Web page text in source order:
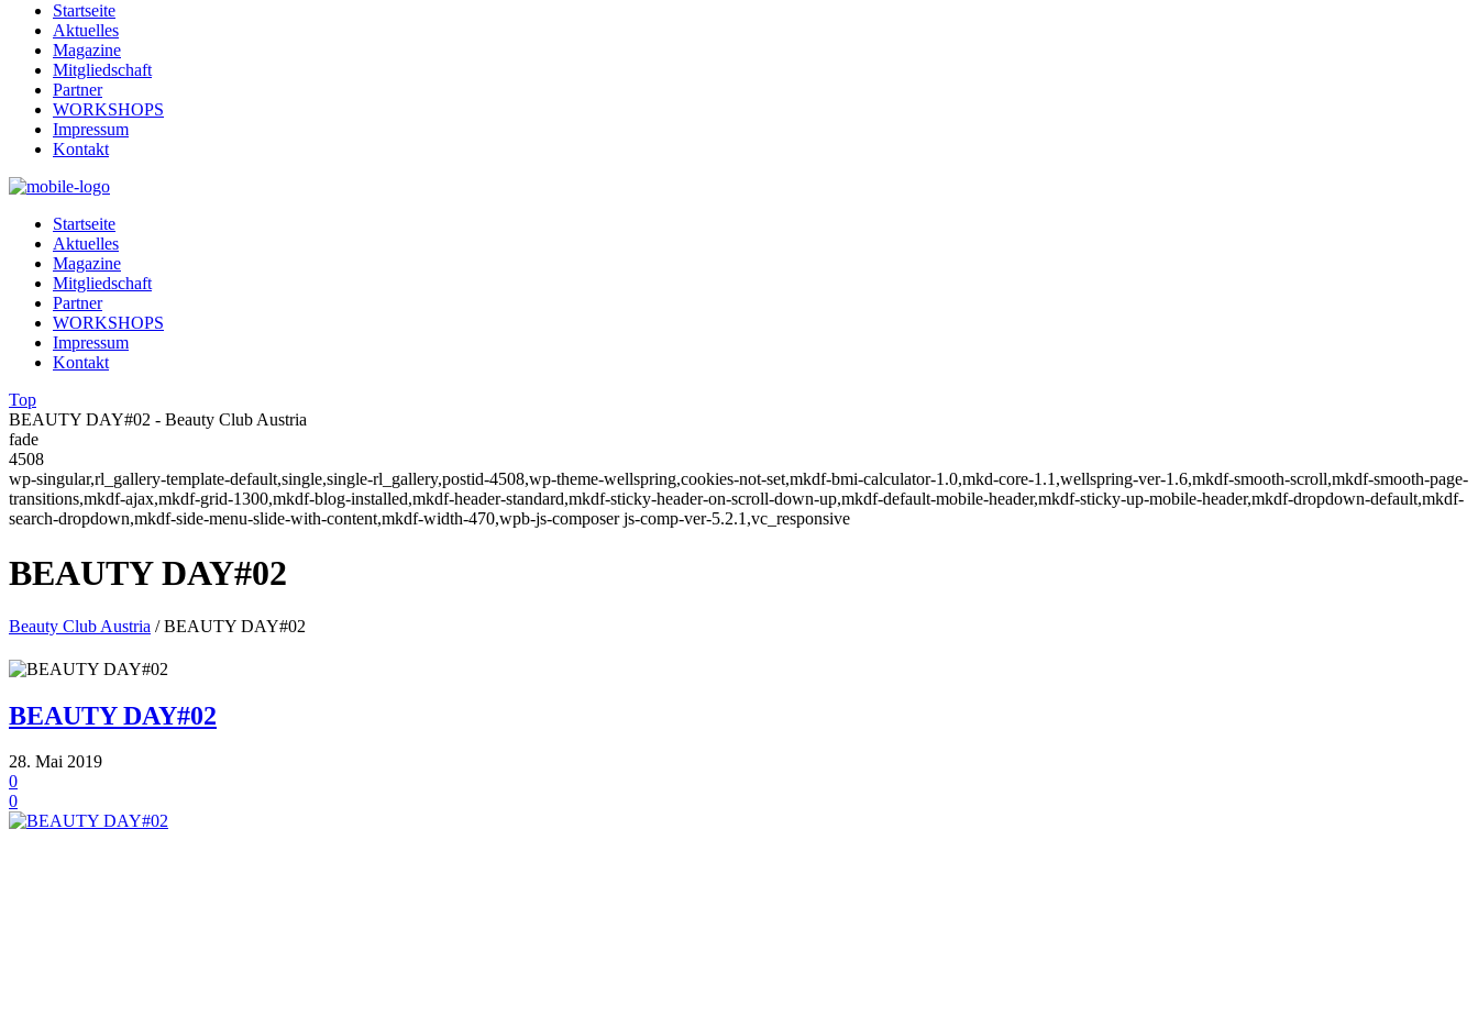
Startseite
Aktuelles
Magazine
Mitgliedschaft
Partner
WORKSHOPS
Impressum
Kontakt
Startseite
Aktuelles
Magazine
Mitgliedschaft
Partner
WORKSHOPS
Impressum
Kontakt
Top
BEAUTY DAY#02 - Beauty Club Austria
fade
4508
wp-singular,rl_gallery-template-default,single,single-rl_gallery,postid-4508,wp-theme-wellspring,cookies-not-set,mkdf-bmi-calculator-1.0,mkd-core-1.1,wellspring-ver-1.6,mkdf-smooth-scroll,mkdf-smooth-page-
transitions,mkdf-ajax,mkdf-grid-1300,mkdf-blog-installed,mkdf-header-standard,mkdf-sticky-header-on-scroll-down-up,mkdf-default-mobile-header,mkdf-sticky-up-mobile-header,mkdf-dropdown-default,mkdf-
search-dropdown,mkdf-side-menu-slide-with-content,mkdf-width-470,wpb-js-composer js-comp-ver-5.2.1,vc_responsive
BEAUTY DAY#02
Beauty Club Austria /BEAUTY DAY#02
BEAUTY DAY#02
28. Mai 2019
0
0